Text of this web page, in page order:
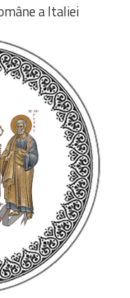
a Italiei